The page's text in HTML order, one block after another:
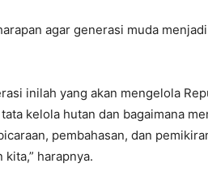
agar generasi muda
inilah yang akan mengelola
kelola hutan dan bagaimana
pembahasan, dan
harapnya.